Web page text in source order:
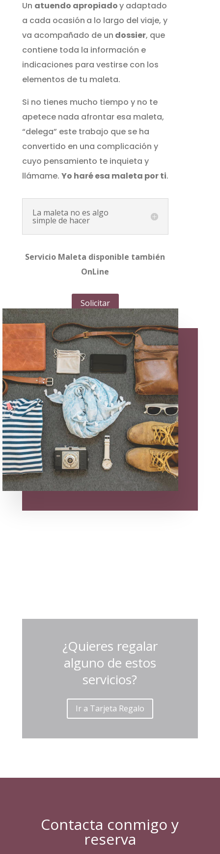
Un atuendo apropiadoy adaptado
a cada ocasión a lo largo del viaje, y
va acompañado de un dossier, que
contiene toda la información e
indicaciones para vestirse con los
elementos de tu maleta.
Si no tienes mucho tiempo y no te
apetece nada afrontar esa maleta,
“delega” este trabajo que se ha
convertido en una complicación y
cuyo pensamiento te inquieta y
llámame. Yo haré esa maleta por ti.
La maleta no es algo
simple de hacer
Servicio Maleta disponible también
OnLine
Solicitar
¿Quieres regalar
alguno de estos
servicios?
Ir a Tarjeta Regalo
Contacta conmigo y
reserva